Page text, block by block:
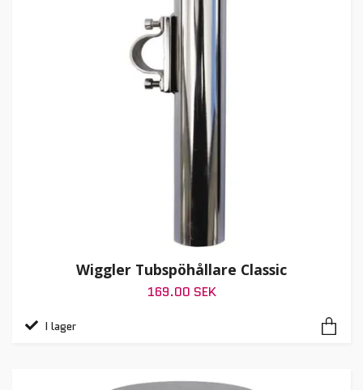
Wiggler Tubspöhållare Classic
169.00 SEK
I lager